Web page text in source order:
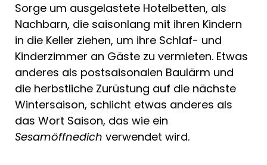
Sorge um ausgelastete Hotelbetten, als
Nachbarn, die saisonlang mit ihren Kindern
in die Keller ziehen, um ihre Schlaf- und
Kinderzimmer an Gäste zu vermieten. Etwas
anderes als postsaisonalen Baulärm und
die herbstliche Zurüstung auf die nächste
Wintersaison, schlicht etwas anderes als
das Wort Saison, das wie ein
Sesamöffnedich verwendet wird.